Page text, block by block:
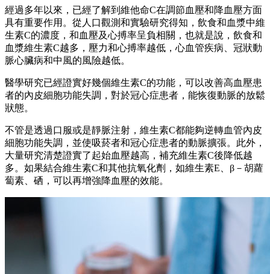
經過多年以來，已經了解到維他命C在調節血壓和降血壓方面
具有重要作用。從人口觀測和實驗研究得知，飲食和血漿中維
生素C的濃度，和血壓及心搏率呈負相關，也就是說，飲食和
血漿維生素C越多，壓力和心搏率越低，心血管疾病、冠狀動
脈心臟病和中風的風險越低。
醫學研究已經證實好幾個維生素C的功能，可以改善高血壓患
者的內皮細胞功能失調，對於冠心症患者，能恢復動脈的放鬆
狀態。
不管是透過口服或是靜脈注射，維生素C都能夠逆轉血管內皮
細胞功能失調，並使吸菸者和冠心症患者的動脈擴張。此外，
大量研究清楚證實了起始血壓越高，補充維生素C後降低越
多。如果結合維生素C和其他抗氧化劑，如維生素E、β－胡蘿
蔔素、硒，可以再增強降血壓的效能。